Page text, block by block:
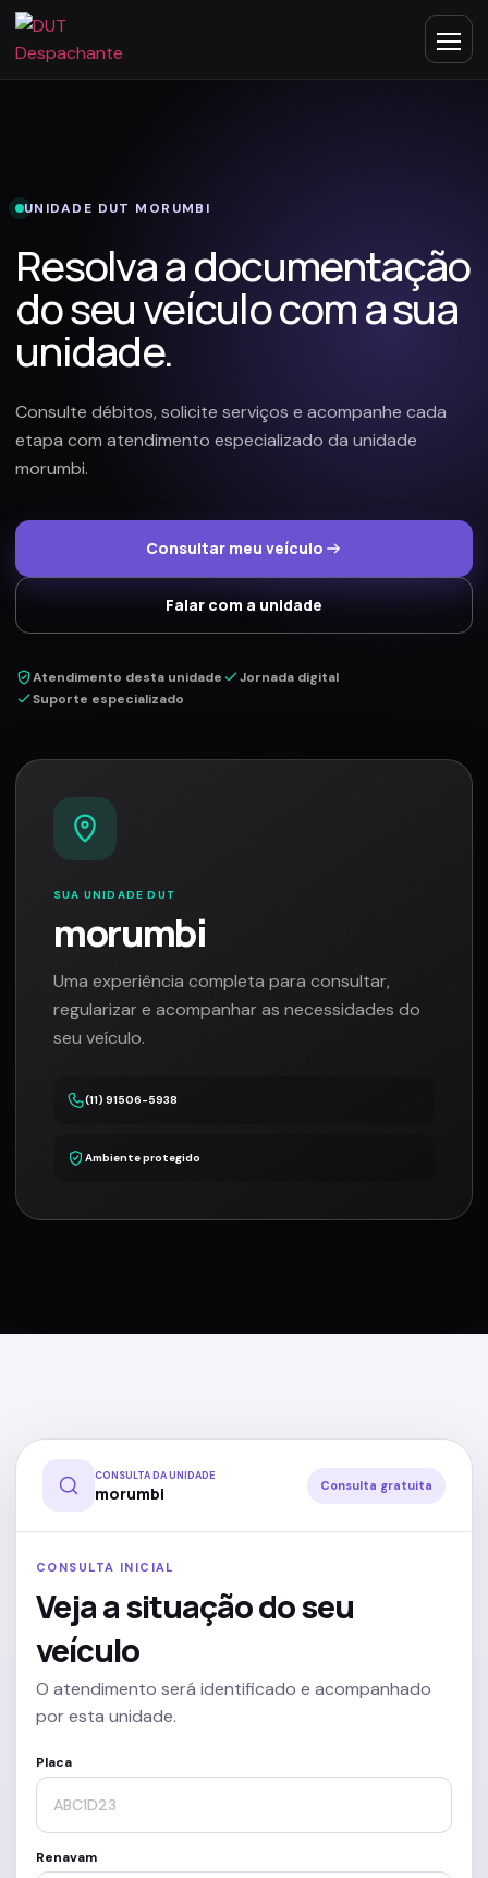
UNIDADE DUT MORUMBI
Resolva a documentação
do seu veículo com a sua
unidade.
Consulte débitos, solicite serviços e acompanhe cada
etapa com atendimento especializado da unidade
morumbi.
Consultar meu veículo
Falar com a unidade
Atendimento desta unidade
Jornada digital
Suporte especializado
SUA UNIDADE DUT
morumbi
Uma experiência completa para consultar,
regularizar e acompanhar as necessidades do
seu veículo.
(11) 91506-5938
Ambiente protegido
CONSULTA DA UNIDADE
morumbi Consulta gratuita
CONSULTA INICIAL
Veja a situação do seu
veículo
O atendimento será identificado e acompanhado
por esta unidade.
Placa
Renavam